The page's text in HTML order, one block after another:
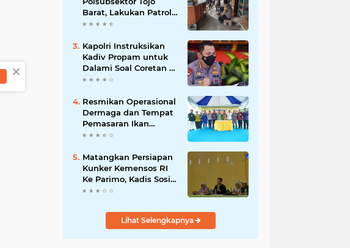
Barat, Lakukan Patroli
Di Desa Binaanya
Kapolri Instruksikan
Kadiv Propam untuk
Dalami Soal Coretan di
Polres Luwu
Resmikan Operasional
Dermaga dan Tempat
Pemasaran Ikan
Donggala
Matangkan Persiapan
Kunker Kemensos RI
Ke Parimo, Kadis Sosial
Pimpin Rapat
Lihat Selengkapnya
×